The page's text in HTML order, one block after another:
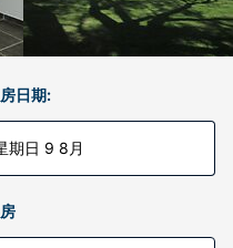
日期:
期日 9 8月